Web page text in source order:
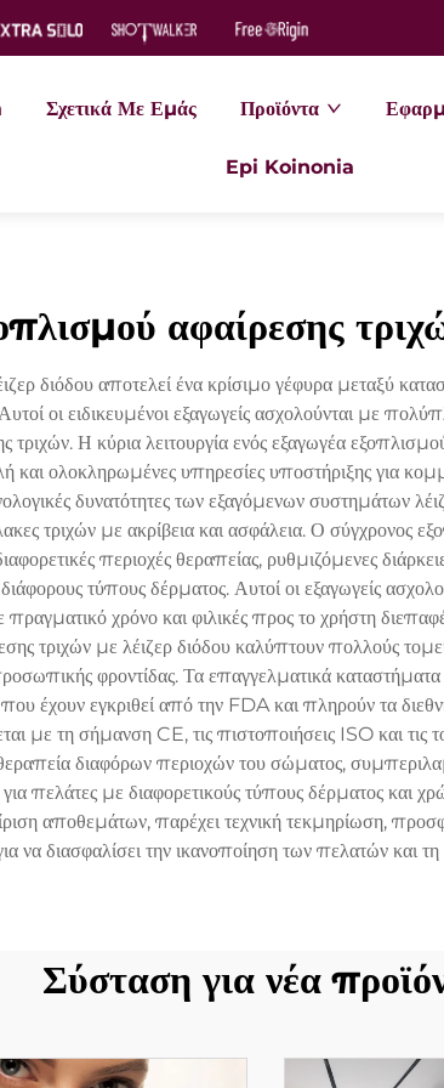
Σχετικά Με Εμάς Προϊόντα
Epi Koinonia
αφαίρεσης
διόδου αποτελεί ένα κρίσιμο γέφυρα μεταξύ
οι ειδικευμένοι εξαγωγείς ασχολούνται με
τριχών. Η κύρια λειτουργία ενός εξαγωγέα
και ολοκληρωμένες υπηρεσίες υποστήριξης για
δυνατότητες των εξαγόμενων
τριχών με ακρίβεια και ασφάλεια. Ο σύγχρονος
περιοχές θεραπείας, ρυθμιζόμενες
διάφορους τύπους δέρματος. Αυτοί οι εξαγωγείς
χρόνο και φιλικές προς το χρήστη
τριχών με λέιζερ διόδου καλύπτουν πολλούς
φροντίδας. Τα επαγγελματικά καταστήματα
έχουν εγκριθεί από την FDA και πληρούν τα
με τη σήμανση CE, τις πιστοποιήσεις ISO και τις
θεραπεία διαφόρων περιοχών του σώματος,
πελάτες με διαφορετικούς τύπους δέρματος και
αποθεμάτων, παρέχει τεχνική τεκμηρίωση,
να διασφαλίσει την ικανοποίηση των πελατών και
Σύσταση για νέα